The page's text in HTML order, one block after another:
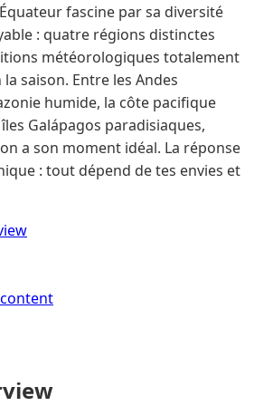
fascine par sa diversité
: quatre régions distinctes
météorologiques totalement
saison. Entre les Andes
humide, la côte pacifique
Galápagos paradisiaques,
a son moment idéal. La réponse
: tout dépend de tes envies et